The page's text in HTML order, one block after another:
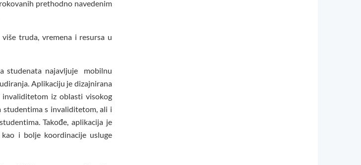
prethodno navedenim
truda, vremena i resursa u
studenata najavljuje mobilnu
Aplikaciju je dizajnirana
iz oblasti visokog
studentima s invaliditetom, ali i
Takođe, aplikacija je
i bolje koordinacije usluge